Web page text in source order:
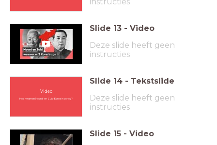
Slide 13 - Video
Deze slide heeft geen
instructies
Video
Hoe kwamen Noord- en Zuid-Korea in oorlog?
Slide 14 - Tekstslide
Deze slide heeft geen
instructies
Slide 15 - Video